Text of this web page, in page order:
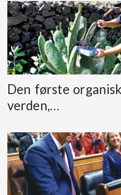
Den første
verden,…